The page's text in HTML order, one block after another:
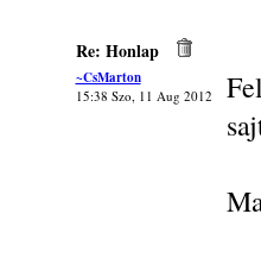
Re: Honlap
~CsMarton
15:38 Szo, 11 Aug 2012